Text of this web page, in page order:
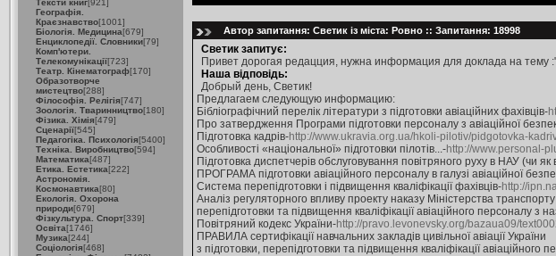
Тексти книг[921]
Географія.
Краєзнавство[1001]
Біологія. Медицина[679]
Енциклопедії. Словники[79]
Комп'ютери.
Телекомунікації[723]
Театр. Кінематограф[170]
Образотворче
мистецтво[288]
Філософія. Релігія[747]
Зоологія. Тваринництво[180]
Фізика. Хімія[479]
Сценарії[545]
Педагогіка. Психологія[5400]
Техніка. Виробництво[594]
Математика[487]
Етика. Естетика[222]
Астрономія.
Космонавтика[80]
Екологія. Охорона
природи[679]
Фізкультура. Спорт[339]
Освіта[1746]
Музика[244]
Соціологія[468]
Автор запитання: Светик із міста: Ровно :: Запитання: 18998
Светик запитує:
Привет дорогая редацция, нужна информация для доклада на тему :"
Наша відповідь:
Добрый день, Светик!
Предлагаем следующую информацию:
Бібліографічний перелік літератури з підготовки авіаційних фахівців-
Про затвердження Програми підготовки персоналу з авіаційної
Підготовка кадрів-http://www.ukravia.org.ua/hkoli-pilotiv/pidgotovka-
Особливості «національної» підготовки пілотів...-http://www.personal-
Підготовка диспетчерів обслуговування повітряного руху в НАУ (чи
ПРОГРАМА підготовки авіаційного персоналу в галузі авіаційної
Система перепідготовки і підвищення кваліфікації фахівців-http://
Аналіз регуляторного впливу проекту наказу Міністерства
перепідготовки та підвищення кваліфікації авіаційного персоналу з
Повітряний кодекс України-http://pravo.levonevsky.org/bazaua09/
ПРАВИЛА сертифікації навчальних закладів цивільної авіації України
з підготовки, перепідготовки та підвищення кваліфікації